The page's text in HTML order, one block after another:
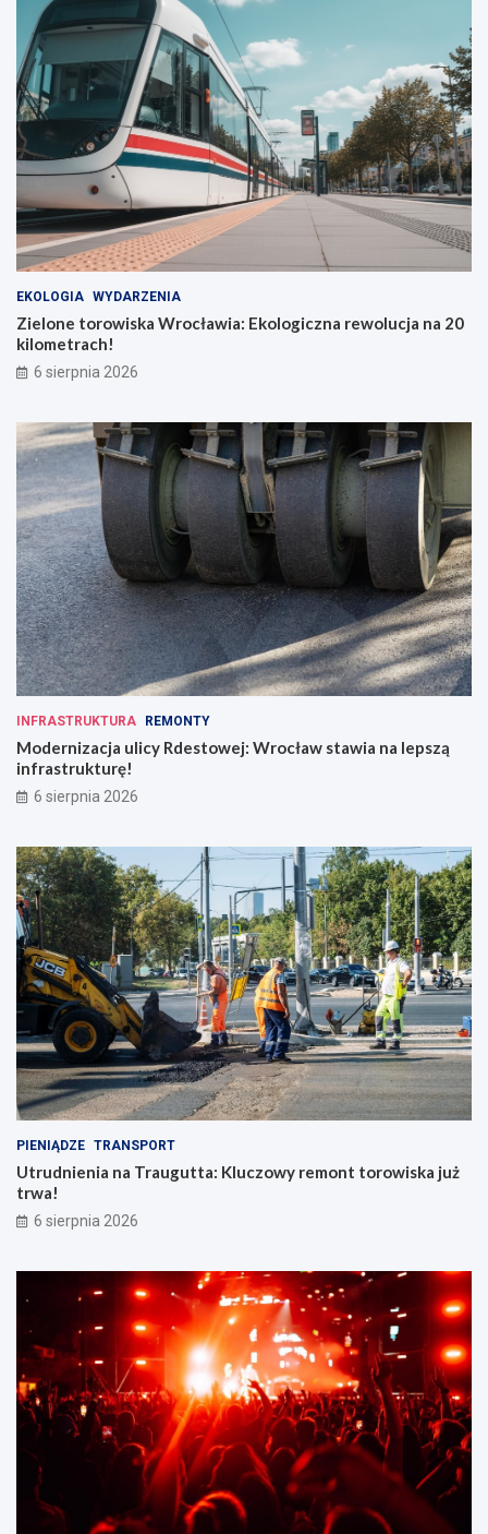
EKOLOGIA WYDARZENIA
Zielone torowiska Wrocławia: Ekologiczna rewolucja na 20
kilometrach!
6 sierpnia 2026
INFRASTRUKTURA REMONTY
Modernizacja ulicy Rdestowej: Wrocław stawia na lepszą
infrastrukturę!
6 sierpnia 2026
PIENIĄDZE TRANSPORT
Utrudnienia na Traugutta: Kluczowy remont torowiska już
trwa!
6 sierpnia 2026